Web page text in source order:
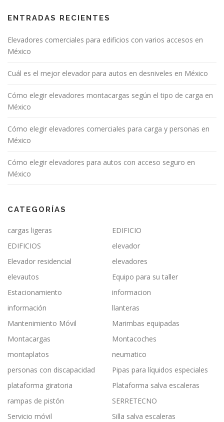
ENTRADAS RECIENTES
Elevadores comerciales para edificios con varios accesos en
México
Cuál es el mejor elevador para autos en desniveles en México
Cómo elegir elevadores montacargas según el tipo de carga en
México
Cómo elegir elevadores comerciales para carga y personas en
México
Cómo elegir elevadores para autos con acceso seguro en
México
CATEGORÍAS
cargas ligeras
EDIFICIO
EDIFICIOS
elevador
Elevador residencial
elevadores
elevautos
Equipo para su taller
Estacionamiento
informacion
información
llanteras
Mantenimiento Móvil
Marimbas equipadas
Montacargas
Montacoches
montaplatos
neumatico
personas con discapacidad
Pipas para líquidos especiales
plataforma giratoria
Plataforma salva escaleras
rampas de pistón
SERRETECNO
Servicio móvil
Silla salva escaleras